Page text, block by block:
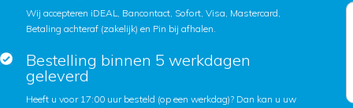
Wij accepteren iDEAL, Bancontact, Sofort, Visa, Mastercard,
Betaling achteraf (zakelijk) en Pin bij afhalen.
Bestelling binnen 5 werkdagen
geleverd
Heeft u voor 17:00 uur besteld (op een werkdag)? Dan kan u uw